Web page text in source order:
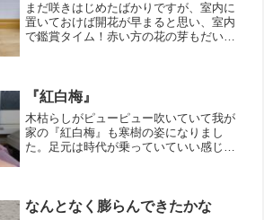
まだ咲きはじめたばかりですが、室内に
置いておけば開花が早まると思い、室内
で鑑賞タイム！赤い方の花の芽もだいぶ
ブログ村
『紅白梅』
木枯らしがピューピュー吹いていて我が
家の『紅白梅』も寒樹の姿になりまし
た。足元は時代が乗っていていい感じの
ってしまうことに決めました...
なんとなく膨らんできたかな